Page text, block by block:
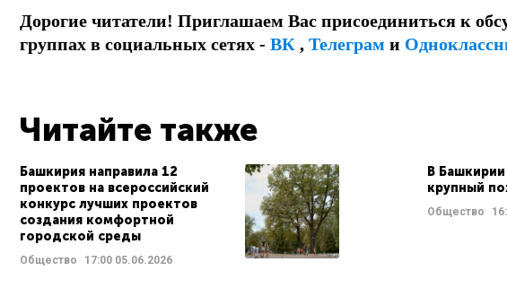
Дорогие читатели! Приглашаем Вас присоединиться к
группах в социальных сетях - ВК , Телеграм и
Читайте также
Башкирия направила 12
проектов на всероссийский
конкурс лучших проектов
создания комфортной
городской среды
Общество 17:00 05.06.2026
В
крупный
Общество